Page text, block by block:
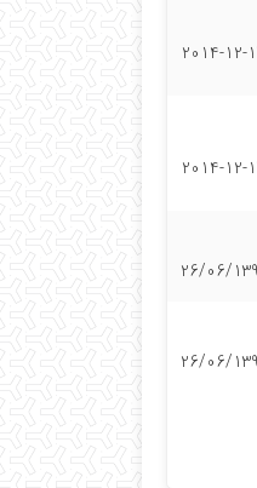
2014-12-
2014-12-
26/06/
26/06/